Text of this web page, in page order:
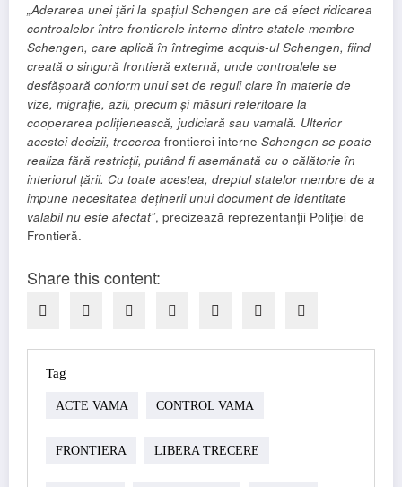
„Aderarea unei țări la spațiul Schengen are că efect ridicarea
controalelor între frontierele interne dintre statele membre
Schengen, care aplică în întregime acquis-ul Schengen, fiind
creată o singură frontieră externă, unde controalele se
desfășoară conform unui set de reguli clare în materie de
vize, migrație, azil, precum și măsuri referitoare la
cooperarea polițienească, judiciară sau vamală. Ulterior
acestei decizii, trecerea frontierei interne Schengen se poate
realiza fără restricții, putând fi asemănată cu o călătorie în
interiorul țării. Cu toate acestea, dreptul statelor membre de a
impune necesitatea deținerii unui document de identitate
valabil nu este afectat”, precizează reprezentanții Poliției de
Frontieră.
Share this content:
Tag
ACTE VAMA CONTROL VAMA
FRONTIERA LIBERA TRECERE